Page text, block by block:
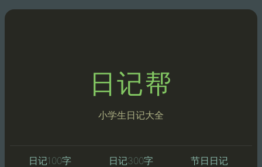
日记帮
小学生日记大全
日记100字 日记300字 节日日记